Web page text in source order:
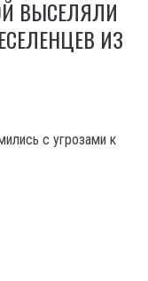
ВЫСЕЛЯЛИ
ИЗ
с угрозами к